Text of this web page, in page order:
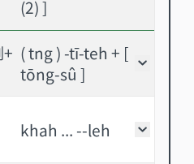
(2) ]
+ ( tng ) -tī-teh + [
tōng-sû ]
（當）
khah ... --leh 較……